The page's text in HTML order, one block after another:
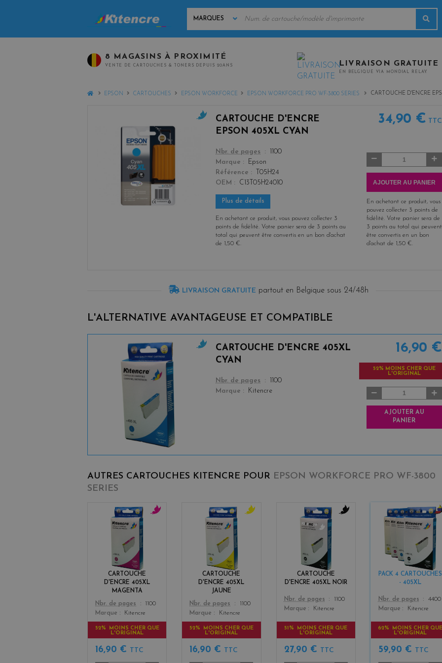
CLÉS
8 MAGASINS À PROXIMITÉ
VENTE DE CARTOUCHES & TONERS DEPUIS 20ANS LIVRAISON GRATUITE
EN BELGIQUE VIA MONDIAL RELAY.
HOMEEPSON CARTOUCHES EPSON WORKFORCE EPSON WORKFORCE PRO WF-3800 SERIES CARTOUCHE D'ENCRE
CARTOUCHE D'ENCRE
EPSON 405XL CYAN
color
Nbr. de pages
1100
Marque
Epson
Référence
T05H24
OEM
C13T05H24010
Plus de détails
En achetant ce produit, vous pouvez collecter 3
points de fidélité. Votre panier sera de 3 points au
total qui peuvent être convertis en un bon d'achat
de
1,50 €.
34,90 € TTC
AJOUTER AU PANIER
En achetant ce produit, vous
pouvez collecter 3 points de
fidélité. Votre panier sera de
3 pointsau total qui peuvent
être convertis en un bon
d'achat de
1,50 €.
LIVRAISON GRATUITE partout en Belgique sous 24/48h
L'ALTERNATIVE AVANTAGEUSE ET COMPATIBLE
CARTOUCHE D'ENCRE 405XL
CYAN
color
Nbr. de pages
1100
Marque
Kitencre
16,90 €
52% MOINS CHER QUE
L'ORIGINAL
AJOUTER AU
PANIER
AUTRES CARTOUCHES KITENCRE POUR EPSON WORKFORCE PRO WF-3800
SERIES
CARTOUCHE
D'ENCRE 405XL
MAGENTA
Color
Nbr. de pages
1100
Marque
Kitencre
52% MOINS CHER QUE
L'ORIGINAL
16,90 € TTC
CARTOUCHE
D'ENCRE 405XL
JAUNE
Color
Nbr. de pages
1100
Marque
Kitencre
52% MOINS CHER QUE
L'ORIGINAL
16,90 € TTC
CARTOUCHE
D'ENCRE 405XL NOIR
Color
Nbr. de pages
1100
Marque
Kitencre
51% MOINS CHER QUE
L'ORIGINAL
27,90 € TTC
PACK 4 CARTOUCHES
- 405XL
Color
b
l
a
c
+
3
Nbr. de pages
4400
Marque
Kitencre
62% MOINS CHER QUE
L'ORIGINAL
59,90 € TTC